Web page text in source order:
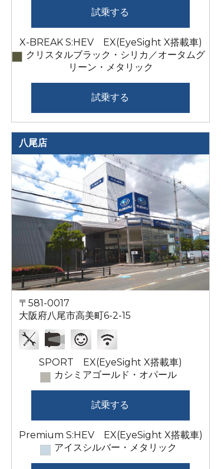
試乗する
X-BREAK S:HEV EX(EyeSight X搭載車)
クリスタルブラック・シリカ／オータムグ
リーン・メタリック
試乗する
八尾店
〒581-0017
大阪府八尾市高美町6-2-15
SPORT EX(EyeSight X搭載車)
カシミアゴールド・オパール
試乗する
Premium S:HEV EX(EyeSight X搭載車)
アイスシルバー・メタリック